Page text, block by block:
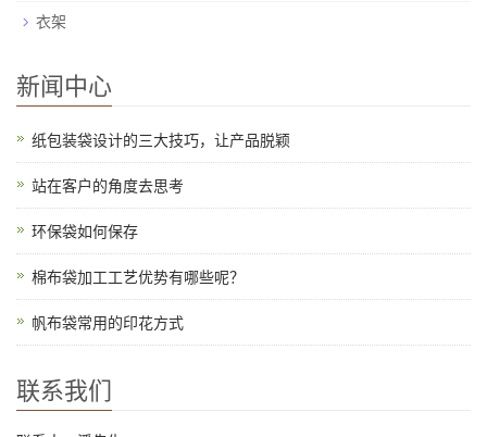
衣架
新闻中心
纸包装袋设计的三大技巧，让产品脱颖
站在客户的角度去思考
环保袋如何保存
棉布袋加工工艺优势有哪些呢？
帆布袋常用的印花方式
联系我们